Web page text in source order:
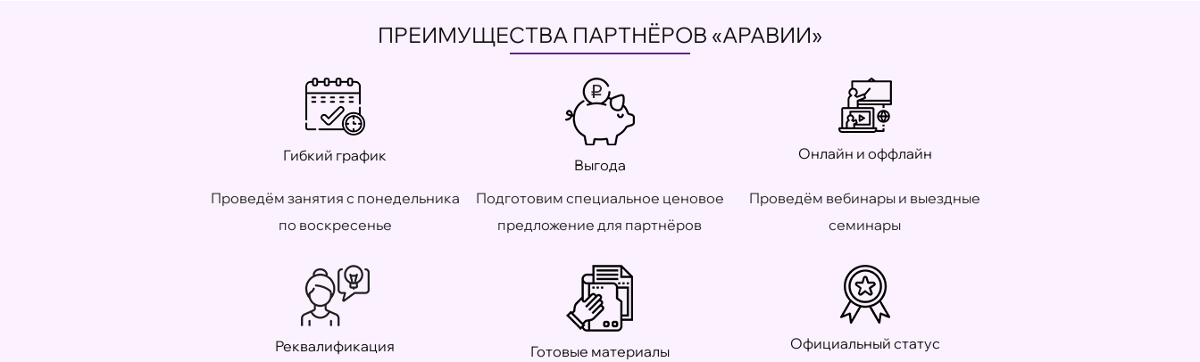
ПРЕИМУЩЕСТВА ПАРТНЁРОВ «АРАВИИ»
Гибкий график
Проведём занятия с понедельника
по воскресенье
Выгода
Подготовим специальное ценовое
предложение для партнёров
Онлайн и оффлайн
Проведём вебинары и выездные
семинары
Реквалификация
Готовые материалы
Официальный статус